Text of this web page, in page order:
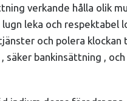
verkande hålla olik
leka och respektabel
och polera
bankinsättning ,